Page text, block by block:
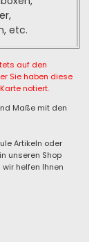
etc.
auf den
Sie haben diese
notiert.
Maße mit den
Artikeln oder
unseren Shop
helfen Ihnen